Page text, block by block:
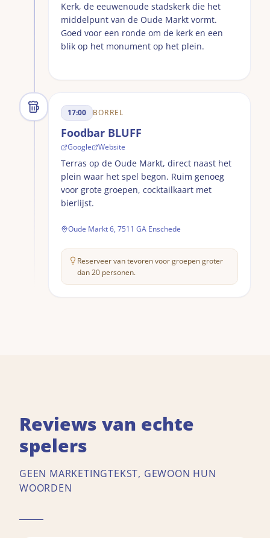
Kerk, de eeuwenoude stadskerk die het
middelpunt van de Oude Markt vormt.
Goed voor een ronde om de kerk en een
blik op het monument op het plein.
17:00 BORREL
Foodbar BLUFF
Google Website
Terras op de Oude Markt, direct naast het
plein waar het spel begon. Ruim genoeg
voor grote groepen, cocktailkaart met
bierlijst.
Oude Markt 6, 7511 GA Enschede
Reserveer van tevoren voor groepen groter
dan 20 personen.
Reviews van echte
spelers
GEEN MARKETINGTEKST, GEWOON HUN
WOORDEN